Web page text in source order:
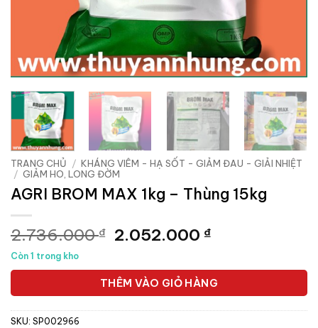
TRANG CHỦ / KHÁNG VIÊM - HẠ SỐT - GIẢM ĐAU - GIẢI NHIỆT
/ GIẢM HO, LONG ĐỜM
AGRI BROM MAX 1kg – Thùng 15kg
2.736.000₫ Giá
là:
2.736.000 ₫.
2.052.000 ₫Giá
tại
là:
2.052.000 ₫.
Còn 1 trong kho
THÊM VÀO GIỎ HÀNG
SKU: SP002966